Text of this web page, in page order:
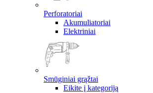
Perforatoriai
Akumuliatoriai
Elektriniai
Smūginiai grąžtai
Eikite į kategoriją